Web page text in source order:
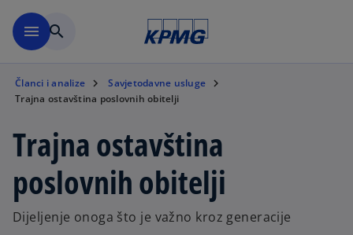
menu search
Članci i analize
Savjetodavne usluge
Trajna ostavština poslovnih obitelji
Trajna ostavština
poslovnih obitelji
Dijeljenje onoga što je važno kroz generacije